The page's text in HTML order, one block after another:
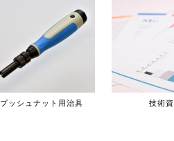
プッシュナット用治具 技術